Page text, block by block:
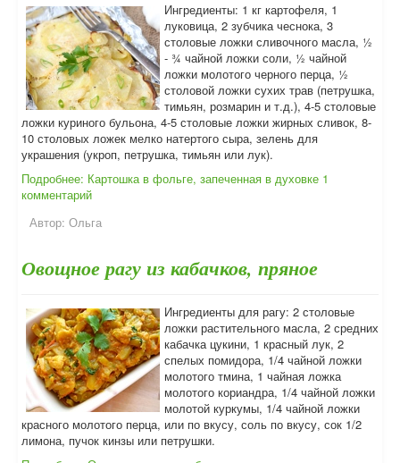
Ингредиенты: 1 кг картофеля, 1
луковица, 2 зубчика чеснока, 3
столовые ложки сливочного масла, ½
- ¾ чайной ложки соли, ½ чайной
ложки молотого черного перца, ½
столовой ложки сухих трав (петрушка,
тимьян, розмарин и т.д.), 4-5 столовые
ложки куриного бульона, 4-5 столовые ложки жирных сливок, 8-
10 столовых ложек мелко натертого сыра, зелень для
украшения (укроп, петрушка, тимьян или лук).
Подробнее: Картошка в фольге, запеченная в духовке 1
комментарий
Автор: Ольга
Овощное рагу из кабачков, пряное
Ингредиенты для рагу: 2 столовые
ложки растительного масла, 2 средних
кабачка цукини, 1 красный лук, 2
спелых помидора, 1/4 чайной ложки
молотого тмина, 1 чайная ложка
молотого кориандра, 1/4 чайной ложки
молотой куркумы, 1/4 чайной ложки
красного молотого перца, или по вкусу, соль по вкусу, сок 1/2
лимона, пучок кинзы или петрушки.